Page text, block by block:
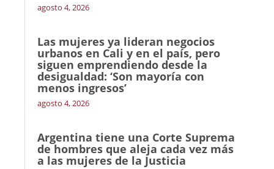
agosto 4, 2026
Las mujeres ya lideran negocios
urbanos en Cali y en el país, pero
siguen emprendiendo desde la
desigualdad: ‘Son mayoría con
menos ingresos’
agosto 4, 2026
Argentina tiene una Corte Suprema
de hombres que aleja cada vez más
a las mujeres de la Justicia